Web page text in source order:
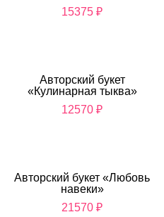
15375₽
Авторский букет
«Кулинарная тыква»
12570₽
Авторский букет «Любовь
навеки»
21570₽